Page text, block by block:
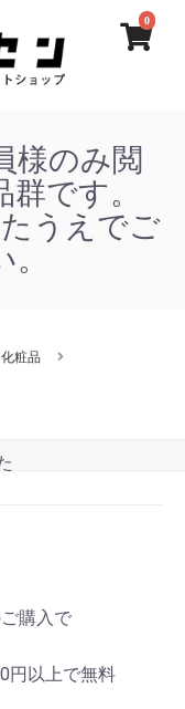
0
様のみ閲
です。
うえでご
購入で
円以上で無料
粧品